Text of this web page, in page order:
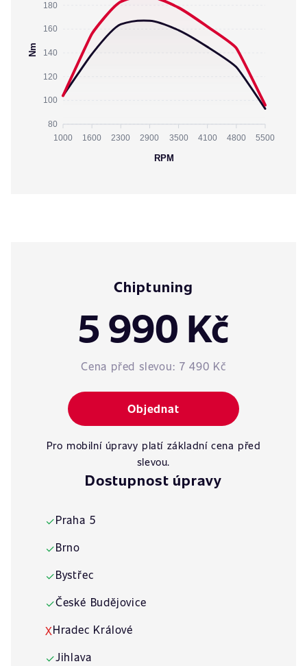
180
160
140
120
100
80
Nm
1000 1600 2300 2900 3500 4100 4800 5500
RPM
Chiptuning
5 990 Kč
Cena před slevou: 7 490 Kč
Objednat
Pro mobilní úpravy platí základní cena před
slevou.
Dostupnost úpravy
✓Praha 5
✓Brno
✓Bystřec
✓České Budějovice
XHradec Králové
✓Jihlava